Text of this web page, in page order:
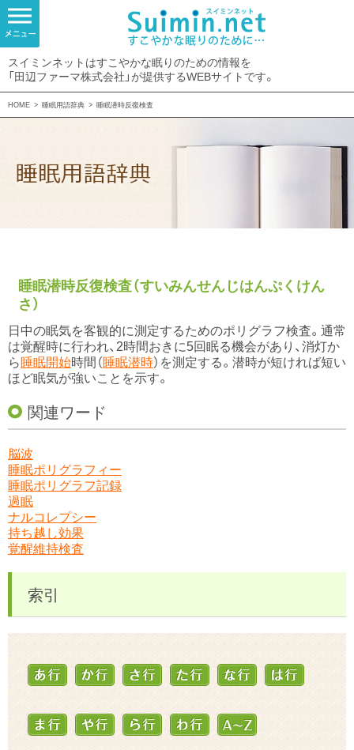
スイミンネットはすこやかな眠りのための情報を
「田辺ファーマ株式会社」が提供するWEBサイトです。
HOME > 睡眠用語辞典 > 睡眠潜時反復検査
睡眠潜時反復検査（すいみんせんじはんぷくけん
さ）
日中の眠気を客観的に測定するためのポリグラフ検査。通常
は覚醒時に行われ、2時間おきに5回眠る機会があり、消灯か
ら睡眠開始時間（睡眠潜時）を測定する。潜時が短ければ短い
ほど眠気が強いことを示す。
関連ワード
脳波
睡眠ポリグラフィー
睡眠ポリグラフ記録
過眠
ナルコレプシー
持ち越し効果
覚醒維持検査
索引